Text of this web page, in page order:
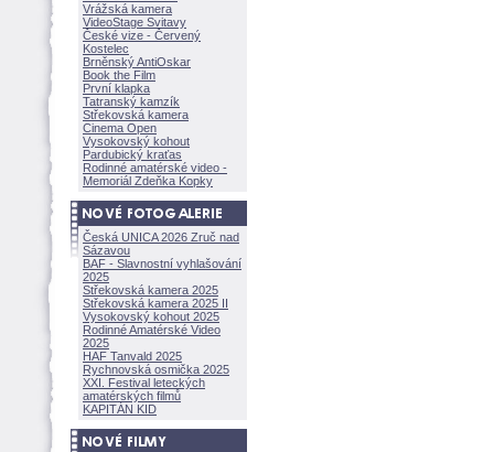
Vrážská kamera
VideoStage Svitavy
České vize - Červený
Kostelec
Brněnský AntiOskar
Book the Film
První klapka
Tatranský kamzík
Střekovská kamera
Cinema Open
Vysokovský kohout
Pardubický kraťas
Rodinné amatérské video -
Memoriál Zdeňka Kopky
Česká UNICA 2026 Zruč nad
Sázavou
BAF - Slavnostní vyhlašování
2025
Střekovská kamera 2025
Střekovská kamera 2025 II
Vysokovský kohout 2025
Rodinné Amatérské Video
2025
HAF Tanvald 2025
Rychnovská osmička 2025
XXI. Festival leteckých
amatérských filmů
KAPITÁN KID